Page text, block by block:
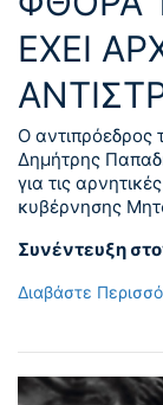
ΕΧΕΙ
Ο αντιπρόεδρος
Δημήτρης
για τις
κυβέρνησης
Συνέντευξη
Διαβάστε